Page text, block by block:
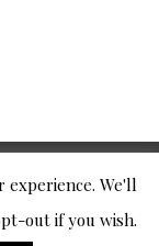
Voorwaarden
experience. We'll
out if you wish.